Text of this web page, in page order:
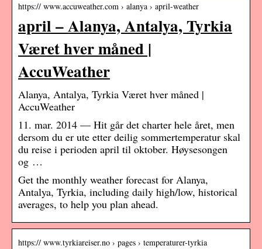
https:// www.accuweather.com › alanya › april-weather
april – Alanya, Antalya, Tyrkia
Været hver måned |
AccuWeather
Alanya, Antalya, Tyrkia Været hver måned |
AccuWeather
11. mar. 2014 — Hit går det charter hele året, men
dersom du er ute etter deilig sommertemperatur skal
du reise i perioden april til oktober. Høysesongen
og …
Get the monthly weather forecast for Alanya,
Antalya, Tyrkia, including daily high/low, historical
averages, to help you plan ahead.
https:// www.tyrkiareiser.no › pages › temperaturer-tyrkia